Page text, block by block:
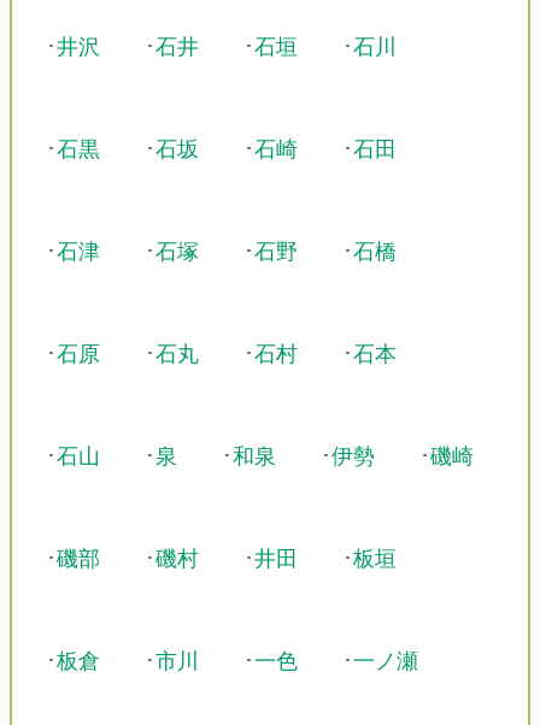
･井沢 ･石井 ･石垣 ･石川
･石黒 ･石坂 ･石崎 ･石田
･石津 ･石塚 ･石野 ･石橋
･石原 ･石丸 ･石村 ･石本
･石山 ･泉 ･和泉 ･伊勢 ･磯崎
･磯部 ･磯村 ･井田 ･板垣
･板倉 ･市川 ･一色 ･一ノ瀬